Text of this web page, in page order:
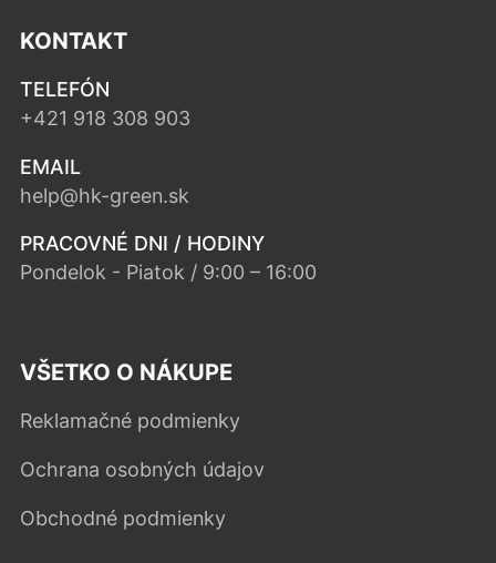
KONTAKT
TELEFÓN
+421 918 308 903
EMAIL
help@hk-green.sk
PRACOVNÉ DNI / HODINY
Pondelok - Piatok / 9:00 – 16:00
VŠETKO O NÁKUPE
Reklamačné podmienky
Ochrana osobných údajov
Obchodné podmienky